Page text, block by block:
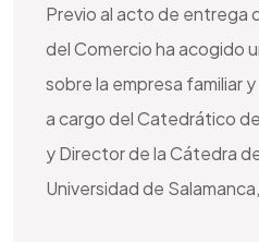
Previo al acto de entrega
del Comercio ha acogido
sobre la empresa familiar
a cargo del Catedrático
y Director de la Cátedra
Universidad de